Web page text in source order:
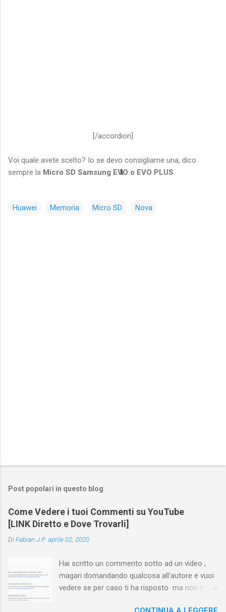
[/accordion]
Voi quale avete scelto? Io se devo consigliarne una, dico
sempre la Micro SD Samsung EVO o EVO PLUS
Huawei Memoria Micro SD Nova
Post popolari in questo blog
Come Vedere i tuoi Commenti su YouTube
[LINK Diretto e Dove Trovarli]
DiFabian J.P. aprile 02, 2020
Hai scritto un commento sotto ad un video ,
magari domandando qualcosa all'autore e vuoi
vedere se per caso ti ha risposto ma non trovi